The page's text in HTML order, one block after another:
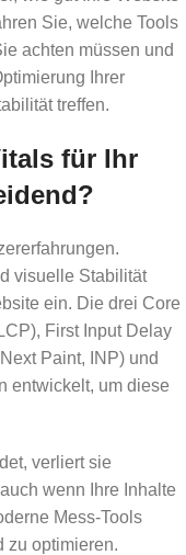
Sie, welche Tools
achten müssen und
Ihrer
treffen.
für Ihr
visuelle Stabilität
ein. Die drei Core
First Input Delay
Paint, INP) und
entwickelt, um diese
verliert sie
wenn Ihre Inhalte
Mess-Tools
zu optimieren.